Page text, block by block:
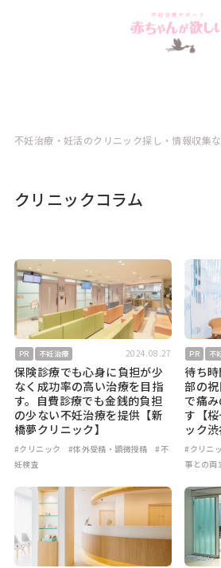
不妊治療・妊活のクリニック探し・情報収集
クリニックコラム
PR 不妊治療 2024.08.27
保険診療でも心身に負担が少
なく成功率の高い治療を目指
す。自費診療でも金銭的負担
の少ない不妊治療を提供【新
橋夢クリニック】
#クリニック #体外受精・顕微授精
#不
妊検査
PR 不
待ち
部の
で痛
す【
ック渋
#クリニ
事との両